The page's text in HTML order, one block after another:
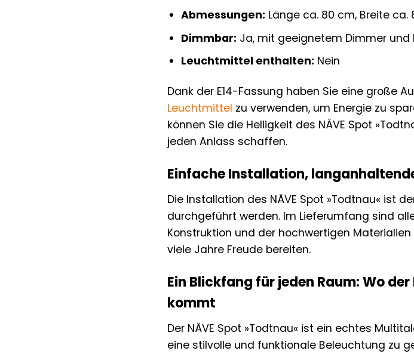
Abmessungen: Länge ca. 80 cm, Breite
Dimmbar: Ja, mit geeignetem Dimmer und
Leuchtmittel enthalten: Nein
Dank der E14-Fassung haben Sie eine große
Leuchtmittel zu verwenden, um Energie zu
können Sie die Helligkeit des NÄVE Spot
jeden Anlass schaffen.
Einfache Installation,
Die Installation des NÄVE Spot »Todtnau« ist
durchgeführt werden. Im Lieferumfang sind
Konstruktion und der hochwertigen
viele Jahre Freude bereiten.
Ein Blickfang für jeden Raum: Wo
kommt
Der NÄVE Spot »Todtnau« ist ein echtes
eine stilvolle und funktionale Beleuchtung zu